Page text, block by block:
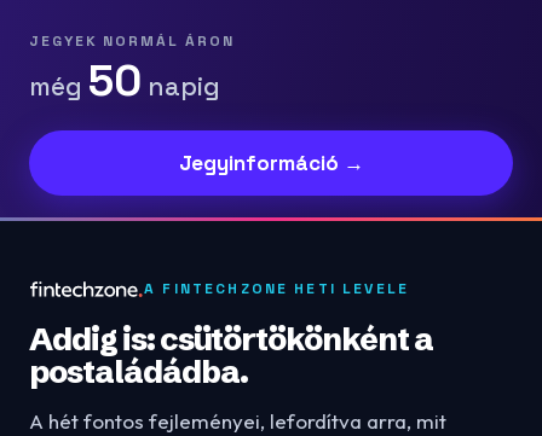
JEGYEK NORMÁL ÁRON
még 50 napig
Jegyinformáció →
A FINTECHZONE HETI LEVELE
Addig is: csütörtökönként a
postaládádba.
A hét fontos fejleményei, lefordítva arra, mit